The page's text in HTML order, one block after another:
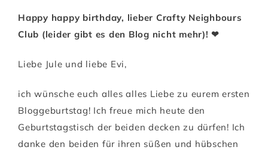
Happy happy birthday, lieber Crafty Neighbours
Club (leider gibt es den Blog nicht mehr)! ❤
Liebe Jule und liebe Evi,
ich wünsche euch alles alles Liebe zu eurem ersten
Bloggeburtstag! Ich freue mich heute den
Geburtstagstisch der beiden decken zu dürfen! Ich
danke den beiden für ihren süßen und hübschen